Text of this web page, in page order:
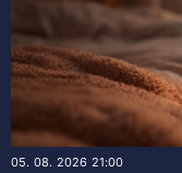
05. 08. 2026 21:00